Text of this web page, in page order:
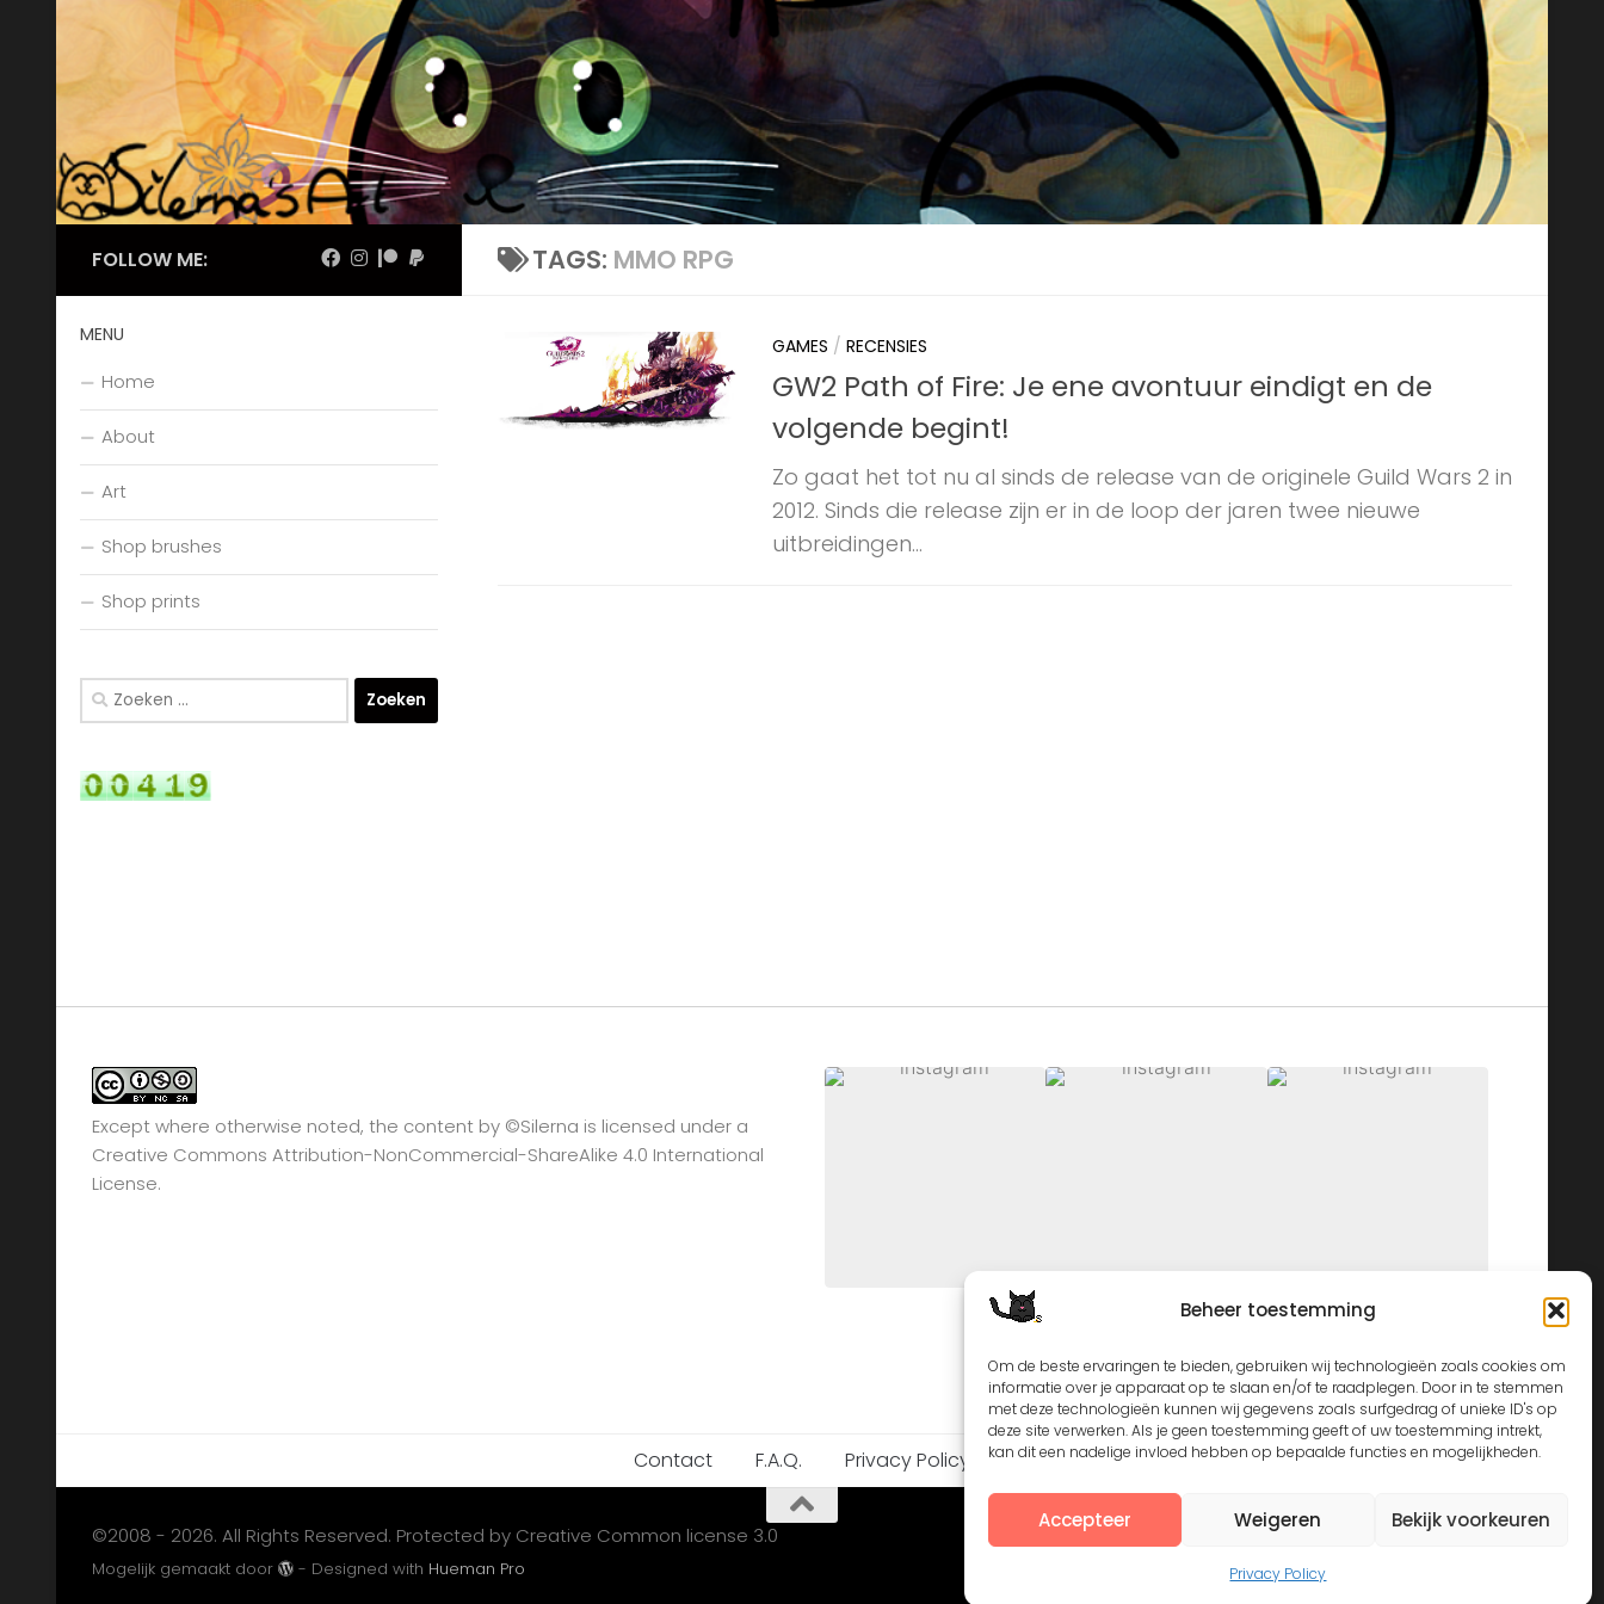
Beheer toestemming
Om de beste ervaringen te bieden, gebruiken wij technologieën zoals cookies om
informatie over je apparaat op te slaan en/of te raadplegen. Door in te stemmen
met deze technologieën kunnen wij gegevens zoals surfgedrag of unieke ID's op
deze site verwerken. Als je geen toestemming geeft of uw toestemming intrekt,
kan dit een nadelige invloed hebben op bepaalde functies en mogelijkheden.
Accepteer Weigeren Bekijk voorkeuren
Privacy Policy
Skip to content
TAGS: MMO RPG
GAMES / RECENSIES
GW2 Path of Fire: Je ene avontuur eindigt en de
volgende begint!
Zo gaat het tot nu al sinds de release van de originele Guild Wars 2 in
2012. Sinds die release zijn er in de loop der jaren twee nieuwe
uitbreidingen...
FOLLOW ME:
MENU
Home
About
Art
Shop brushes
Shop prints
Zoeken
naar:
Except where otherwise noted, the content by ©Silerna is licensed under a
Creative Commons Attribution-NonCommercial-ShareAlike 4.0 International
License.
Contact F.A.Q. Privacy Policy
©2008 - 2026. All Rights Reserved. Protected by Creative Common license 3.0
Mogelijk gemaakt door - Designed with Hueman Pro